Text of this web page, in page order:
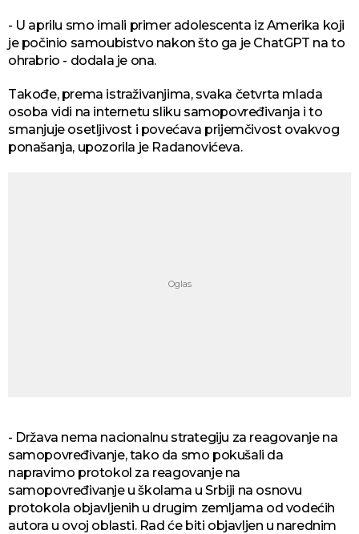
- U aprilu smo imali primer adolescenta iz Amerika koji
je počinio samoubistvo nakon što ga je ChatGPT na to
ohrabrio - dodala je ona.
Takođe, prema istraživanjima, svaka četvrta mlada
osoba vidi na internetu sliku samopovređivanja i to
smanjuje osetljivost i povećava prijemčivost ovakvog
ponašanja, upozorila je Radanovićeva.
- Država nema nacionalnu strategiju za reagovanje na
samopovređivanje, tako da smo pokušali da
napravimo protokol za reagovanje na
samopovređivanje u školama u Srbiji na osnovu
protokola objavljenih u drugim zemljama od vodećih
autora u ovoj oblasti. Rad će biti objavljen u narednim